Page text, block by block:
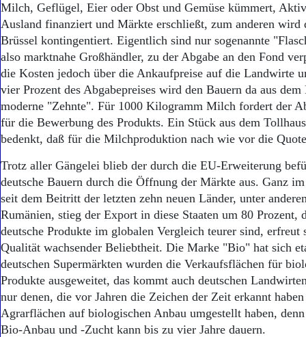
Kontakt
Impressum
Datenschutz
Milch, Geflügel, Eier oder Obst und Gemüse kümmert,
Ausland finanziert und Märkte erschließt, zum anderen wird
Brüssel kontingentiert. Eigentlich sind nur sogenannte
also marktnahe Großhändler, zu der Abgabe an den Fond
die Kosten jedoch über die Ankaufpreise auf die Landwirte
vier Prozent des Abgabepreises wird den Bauern da aus
moderne "Zehnte". Für 1000 Kilogramm Milch fordert der
für die Bewerbung des Produkts. Ein Stück aus dem
bedenkt, daß für die Milchproduktion nach wie vor die
Trotz aller Gängelei blieb der durch die EU-Erweiterung
deutsche Bauern durch die Öffnung der Märkte aus. Ganz
seit dem Beitritt der letzten zehn neuen Länder, unter
Rumänien, stieg der Export in diese Staaten um 80 Prozent,
deutsche Produkte im globalen Vergleich teurer sind, erfreut
Qualität wachsender Beliebtheit. Die Marke "Bio" hat sich
deutschen Supermärkten wurden die Verkaufsflächen für
Produkte ausgeweitet, das kommt auch deutschen
nur denen, die vor Jahren die Zeichen der Zeit erkannt
Agrarflächen auf biologischen Anbau umgestellt haben,
Bio-Anbau und -Zucht kann bis zu vier Jahre dauern.